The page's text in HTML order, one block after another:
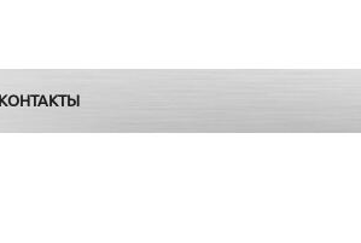
КОНТАКТЫ